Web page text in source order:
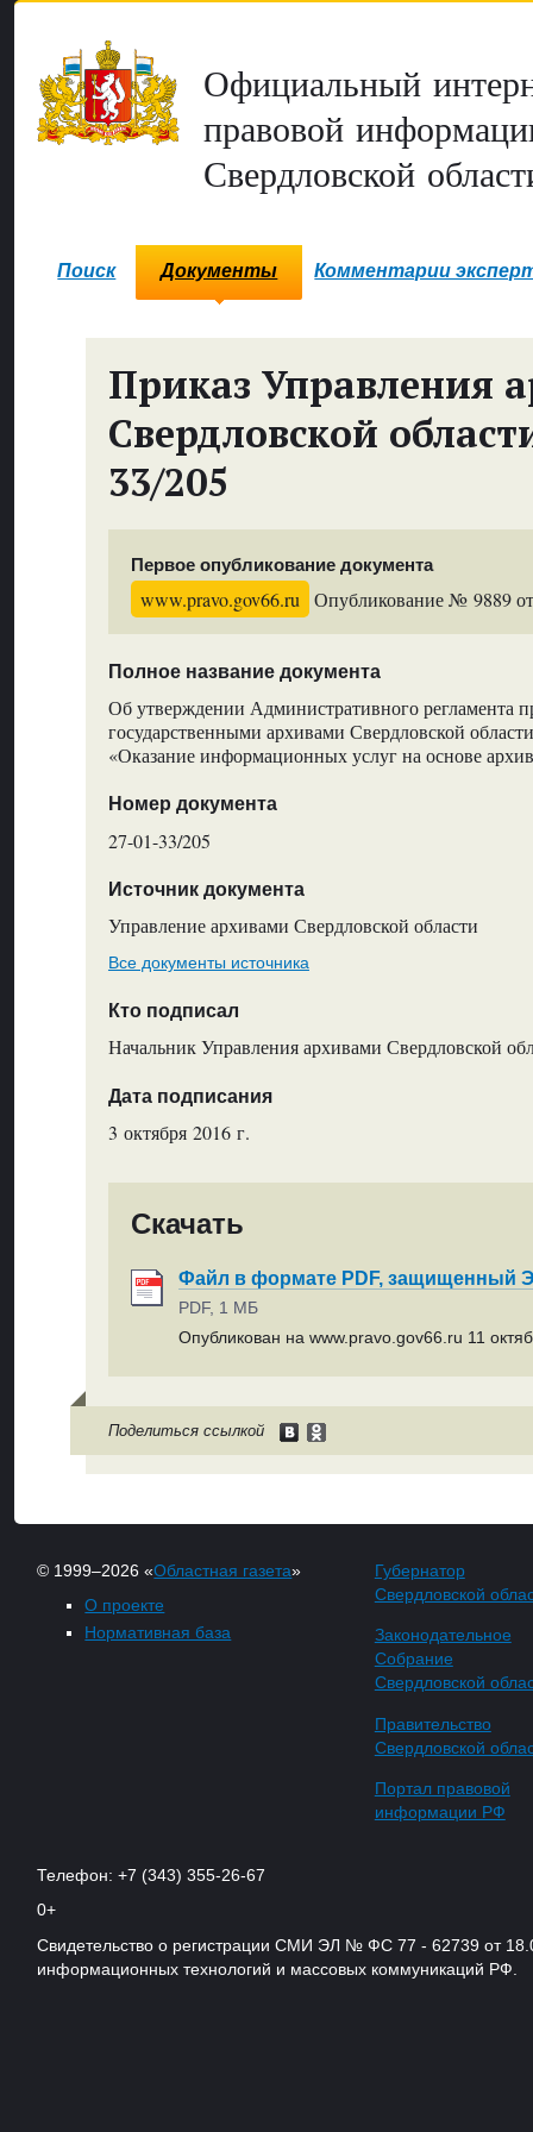
Официальный
правовой
Свердловской
Поиск Документы Комментарии
Приказ Управления
Свердловской
33/205
Первое опубликование документа
www.pravo.gov66.ru Опубликование № 9889
Полное название документа
Об утверждении Административного регламента
государственными архивами Свердловской
«Оказание информационных услуг на основе
Номер документа
27-01-33/205
Источник документа
Управление архивами Свердловской области
Все документы источника
Кто подписал
Начальник Управления архивами Свердловской
Дата подписания
3 октября 2016 г.
Скачать
Файл в формате PDF, защищенный
PDF, 1 МБ
Опубликован на www.pravo.gov66.ru 11
Поделиться ссылкой
© 1999–2026 «Областная газета»
О проекте
Нормативная база
Губернатор
Свердловской
Законодательное
Собрание
Свердловской
Правительство
Свердловской
Портал правовой
информации РФ
Телефон: +7 (343) 355-26-67
0+
Свидетельство о регистрации СМИ ЭЛ № ФС 77 - 62739 от
информационных технологий и массовых коммуникаций РФ.